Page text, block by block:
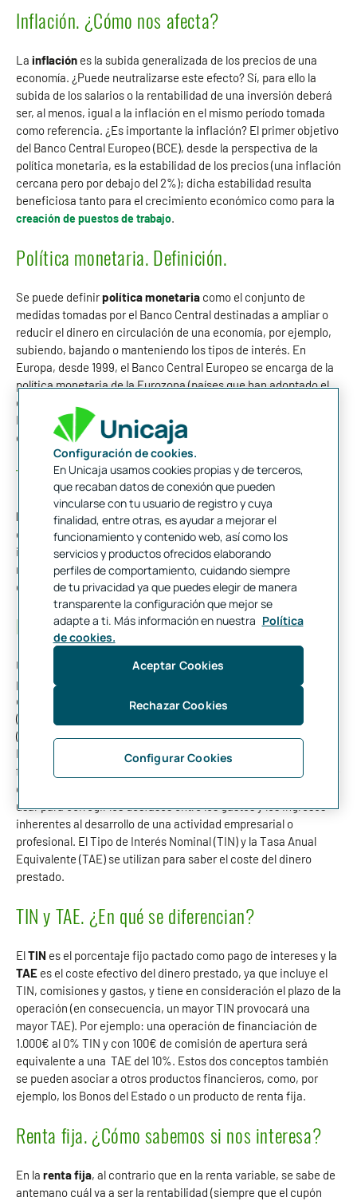
Inflación. ¿Cómo nos afecta?
La inflación es la subida generalizada de los precios de una
economía. ¿Puede neutralizarse este efecto? Sí, para ello la
subida de los salarios o la rentabilidad de una inversión deberá
ser, al menos, igual a la inflación en el mismo período tomada
como referencia. ¿Es importante la inflación? El primer objetivo
del Banco Central Europeo (BCE), desde la perspectiva de la
política monetaria, es la estabilidad de los precios (una inflación
cercana pero por debajo del 2%); dicha estabilidad resulta
beneficiosa tanto para el crecimiento económico como para la
creación de puestos de trabajo.
Política monetaria. Definición.
Se puede definirpolítica monetaria como el conjunto de
medidas tomadas por el Banco Central destinadas a ampliar o
reducir el dinero en circulación de una economía, por ejemplo,
subiendo, bajando o manteniendo los tipos de interés. En
Europa, desde 1999, el Banco Central Europeo se encarga de la
política monetaria de la Eurozona (países que han adoptado el
euro como moneda oficial). Como dato curioso, señalamos que
Montenegro es el único país que utiliza el euro como moneda
oficial que no está en la Eurozona.
Tipo de interés. ¿Cuál es?
El tipo de interéses el precio que se paga por el uso del dinero
o la rentabilidad que se espera obtener como consecuencia de
invertir un capital, expresado en porcentaje. Desde el 10 de
marzo de 2016 el tipo de interés en la eurozona es del0%,
debido a la política monetaria expansiva del BCE.
Préstamo y crédito. ¿Es lo mismo?
Un
es una operación financiera en la que el
prestamista (persona física o jurídica) entrega una cantidad fija
de dinero al prestatario; en cambio, en elcrédito
(acreditante) pone una cantidad a disposición del prestatario
(acreditado), pudiendo este hacer uso o no de toda la cantidad.
El dinero procedente del préstamo se suele utilizar para
financiar la adquisición de un bien o de un servicio, con fines de
consumo o empresariales, mientras que el del crédito se suele
usar para corregir los desfases entre los gastos y los ingresos
inherentes al desarrollo de una actividad empresarial o
profesional. El Tipo de Interés Nominal (TIN) y la Tasa Anual
Equivalente (TAE) se utilizan para saber el coste del dinero
prestado.
TIN y TAE. ¿En qué se diferencian?
ElTIN es el porcentaje fijo pactado como pago de intereses y la
TAE es el coste efectivo del dinero prestado, ya que incluye el
TIN, comisiones y gastos, y tiene en consideración el plazo de la
operación (en consecuencia, un mayor TIN provocará una
mayor TAE). Por ejemplo: una operación de financiación de
1.000€ al 0% TIN y con 100€ de comisión de apertura será
equivalente a una TAE del 10%. Estos dos conceptos también
se pueden asociar a otros productos financieros, como, por
ejemplo, los Bonos del Estado o un producto de renta fija.
Renta fija. ¿Cómo sabemos si nos interesa?
En la renta fija, al contrario que en la renta variable, se sabe de
antemano cuál va a ser la rentabilidad (siempre que el cupón
Configuración de cookies.
En Unicaja usamos cookies propias y de terceros,
que recaban datos de conexión que pueden
vincularse con tu usuario de registro y cuya
finalidad, entre otras, es ayudar a mejorar el
funcionamiento y contenido web, así como los
servicios y productos ofrecidos elaborando
perfiles de comportamiento, cuidando siempre
de tu privacidad ya que puedes elegir de manera
transparente la configuración que mejor se
adapte a ti. Más información en nuestra Política
de cookies.
Configurar Cookies
Rechazar Cookies
Aceptar Cookies